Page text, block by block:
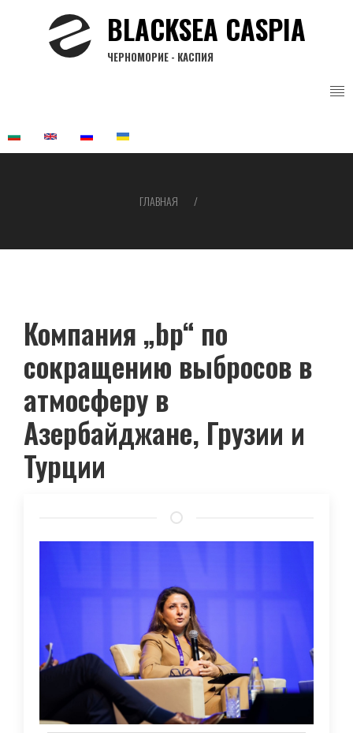
BLACKSEA CASPIA
ЧЕРНОМОРИЕ - КАСПИЯ
навигации
ГЛАВНАЯ
Компания „bp“ по
сокращению выбросов в
атмосферу в
Азербайджане, Грузии и
Турции